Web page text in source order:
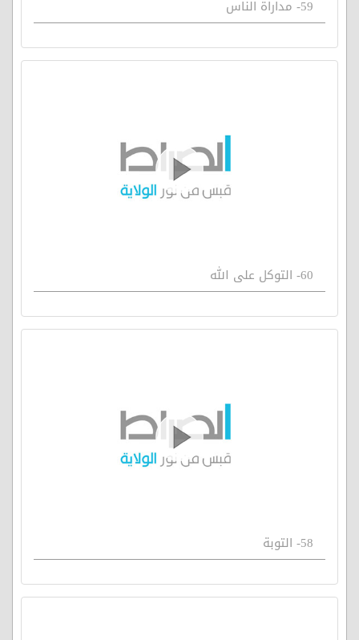
59- مداراة الناس
60- التوكل على الله
58- التوبة